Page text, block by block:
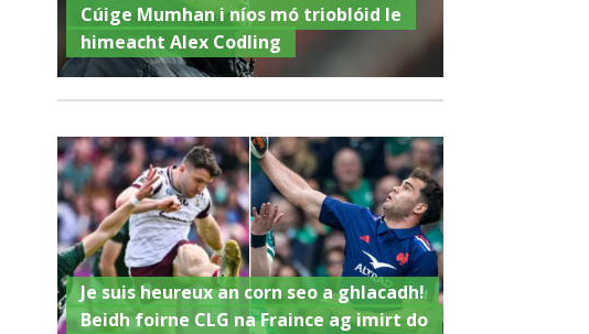
Cúige Mumhan i níos mó trioblóid le
himeacht Alex Codling
Je suis heureux an corn seo a ghlacadh!
Beidh foirne CLG na Fraince ag imirt do